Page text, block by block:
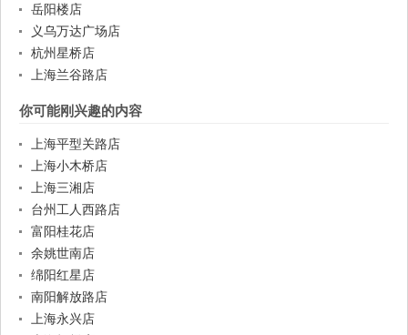
岳阳楼店
义乌万达广场店
杭州星桥店
上海兰谷路店
你可能刚兴趣的内容
上海平型关路店
上海小木桥店
上海三湘店
台州工人西路店
富阳桂花店
余姚世南店
绵阳红星店
南阳解放路店
上海永兴店